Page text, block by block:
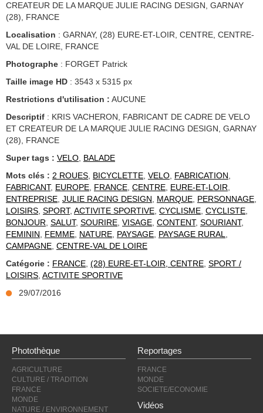
CREATEUR DE LA MARQUE JULIE RACING DESIGN, GARNAY
(28), FRANCE
Localisation : GARNAY, (28) EURE-ET-LOIR, CENTRE, CENTRE-
VAL DE LOIRE, FRANCE
Photographe : FORGET Patrick
Taille image HD : 3543 x 5315 px
Restrictions d'utilisation : AUCUNE
Descriptif : KRIS VACHERON, FABRICANT DE CADRE DE VELO
ET CREATEUR DE LA MARQUE JULIE RACING DESIGN, GARNAY
(28), FRANCE
Super tags : VELO, BALADE
Mots clés : 2 ROUES, BICYCLETTE, VELO, FABRICATION,
FABRICANT, EUROPE, FRANCE, CENTRE, EURE-ET-LOIR,
ENTREPRISE, JULIE RACING DESIGN, MARQUE, PERSONNAGE,
LOISIRS, SPORT, ACTIVITE SPORTIVE, CYCLISME, CYCLISTE,
BONJOUR, SALUT, SOURIRE, VISAGE, CONTENT, SOURIANT,
FEMININ, FEMME, NATURE, PAYSAGE, PAYSAGE RURAL,
CAMPAGNE, CENTRE-VAL DE LOIRE
Catégorie : FRANCE, (28) EURE-ET-LOIR, CENTRE, SPORT /
LOISIRS, ACTIVITE SPORTIVE
29/07/2016
Photothèque
AGRICULTURE
CULTURE / TRADITION
FRANCE
MONDE
NATURE / ENVIRONNEMENT
Reportages
FRANCE
MONDE
SOCIETE/ECONOMIE
Vidéos